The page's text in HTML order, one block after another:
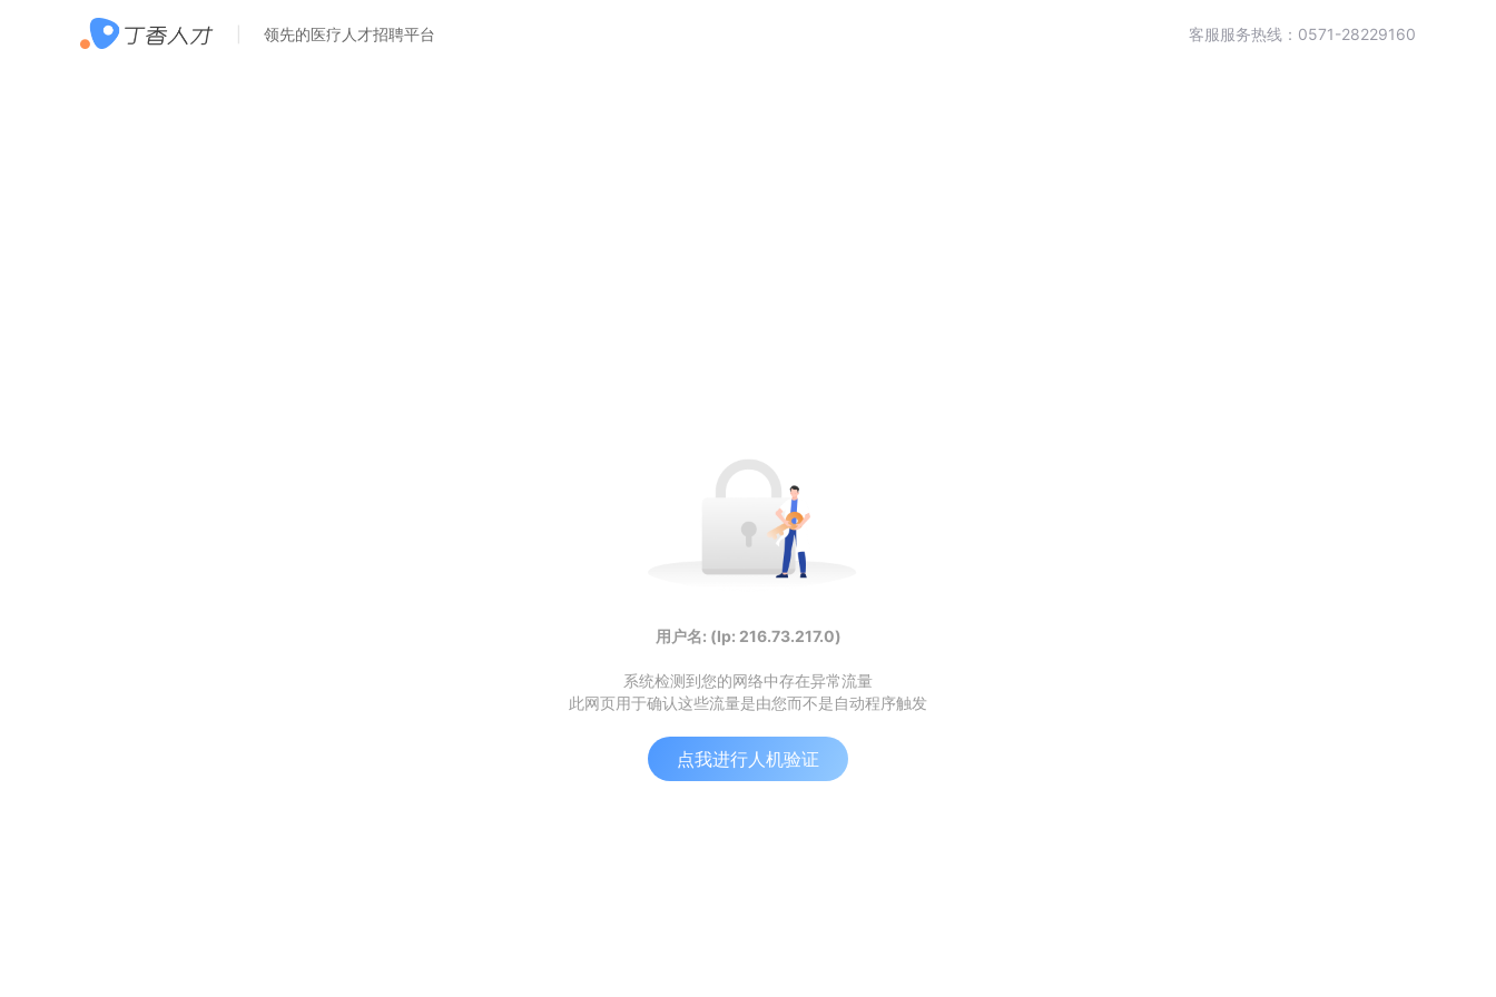
领先的医疗人才招聘平台 客服服务热线：0571-28229160
用户名: (Ip: 216.73.217.0)
系统检测到您的网络中存在异常流量
此网页用于确认这些流量是由您而不是自动程序触发
点我进行人机验证